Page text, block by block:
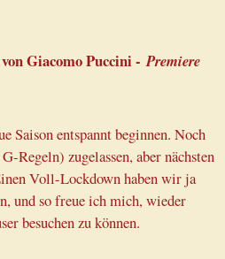
von Giacomo Puccini -Premiere
Saison entspannt beginnen. Noch
Regeln) zugelassen, aber nächsten
Voll-Lockdown haben wir ja
und so freue ich mich, wieder
besuchen zu können.